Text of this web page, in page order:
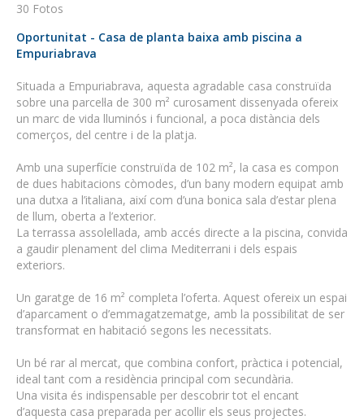
30 Fotos
Oportunitat - Casa de planta baixa amb piscina a
Empuriabrava
Situada a Empuriabrava, aquesta agradable casa construïda
sobre una parcel·la de 300 m² curosament dissenyada ofereix
un marc de vida lluminós i funcional, a poca distància dels
comerços, del centre i de la platja.
Amb una superfície construïda de 102 m², la casa es compon
de dues habitacions còmodes, d’un bany modern equipat amb
una dutxa a l’italiana, així com d’una bonica sala d’estar plena
de llum, oberta a l’exterior.
La terrassa assolellada, amb accés directe a la piscina, convida
a gaudir plenament del clima Mediterrani i dels espais
exteriors.
Un garatge de 16 m² completa l’oferta. Aquest ofereix un espai
d’aparcament o d’emmagatzematge, amb la possibilitat de ser
transformat en habitació segons les necessitats.
Un bé rar al mercat, que combina confort, pràctica i potencial,
ideal tant com a residència principal com secundària.
Una visita és indispensable per descobrir tot el encant
d’aquesta casa preparada per acollir els seus projectes.